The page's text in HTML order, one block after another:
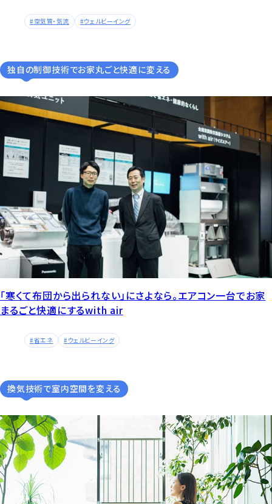
空気質・気流 ウェルビーイング
独自の制御技術でお家丸ごと快適に変える
「寒くて布団から出られない」にさよなら。エアコン一台でお家
まるごと快適にするwith air
省エネ ウェルビーイング
換気技術で室内空間を変える